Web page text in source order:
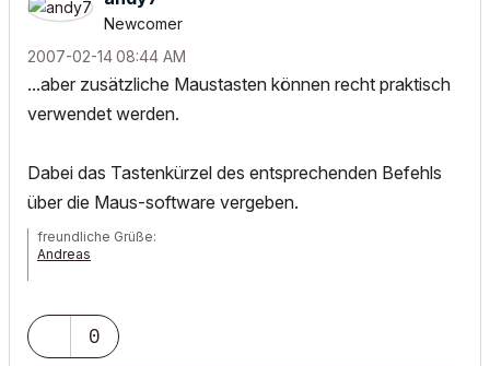
Newcomer
‎2007-02-1408:44 AM
...aber zusätzliche Maustasten können recht praktisch
verwendet werden.
Dabei das Tastenkürzel des entsprechenden Befehls
über die Maus-software vergeben.
freundliche Grüße:
Andreas
0